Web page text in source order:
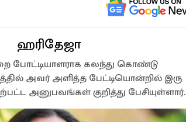
ஹரிதேஜா
போட்டியாளராக கலந்து கொண்டு
அவர் அளித்த பேட்டியொன்றில் இரு
அனுபவங்கள் குறித்து பேசியுள்ளார்.